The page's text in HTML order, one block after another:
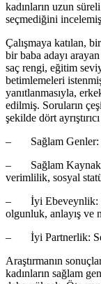
kadınların uzun
seçmediğini
Çalışmaya katılan,
bir baba adayı
saç rengi, eğitim
betimlemeleri
yanıtlanmasıyla,
edilmiş. Soruların
şekilde dört
– Sağlam Genler:
– Sağlam
verimlilik, sosyal
– İyi Ebeveynlik:
olgunluk, anlayış ve
– İyi Partnerlik:
Araştırmanın
kadınların sağlam